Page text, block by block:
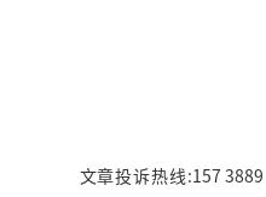
文章投诉热线:157